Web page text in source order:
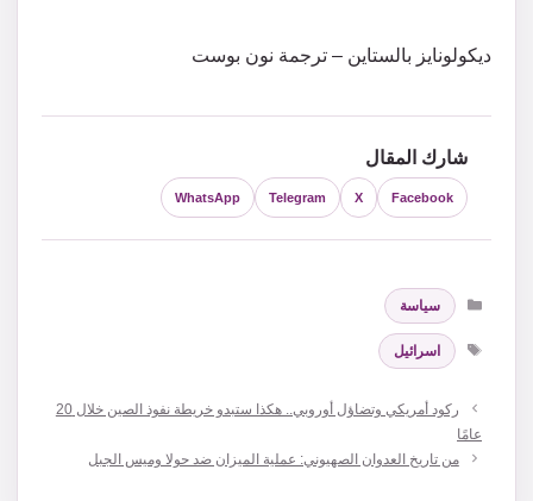
ديكولونايز بالستاين – ترجمة نون بوست
شارك المقال
Facebook
X
Telegram
WhatsApp
التصنيفات
سياسة
الوسوم
اسرائيل
ركود أمريكي وتضاؤل أوروبي.. هكذا ستبدو خريطة نفوذ الصين خلال 20
عامًا
من تاريخ العدوان الصهيوني: عملية الميزان ضد حولا وميس الجبل